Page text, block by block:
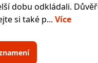
dobu odkládali.
si také p... Více